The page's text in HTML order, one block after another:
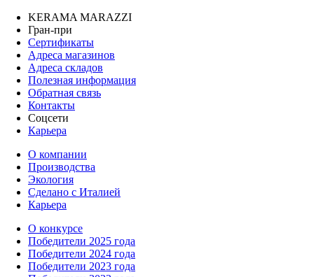
KERAMA MARAZZI
Гран-при
Сертификаты
Адреса магазинов
Адреса складов
Полезная информация
Обратная связь
Контакты
Соцсети
Карьера
О компании
Производства
Экология
Сделано с Италией
Карьера
О конкурсе
Победители 2025 года
Победители 2024 года
Победители 2023 года